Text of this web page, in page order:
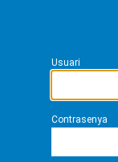
Usuari
Contrasenya